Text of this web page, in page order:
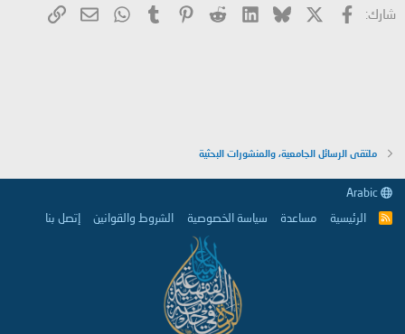
شارك: فيسبوك Bluesky
LinkedIn
Reddit
Pinterest
Tumblr
WhatsApp
البريد
ملتقى الرسائل الجامعية، والمنشورات البحثية
R
الرئيسية مساعدة سياسة الخصوصية الشروط والقوانين إتصل بنا